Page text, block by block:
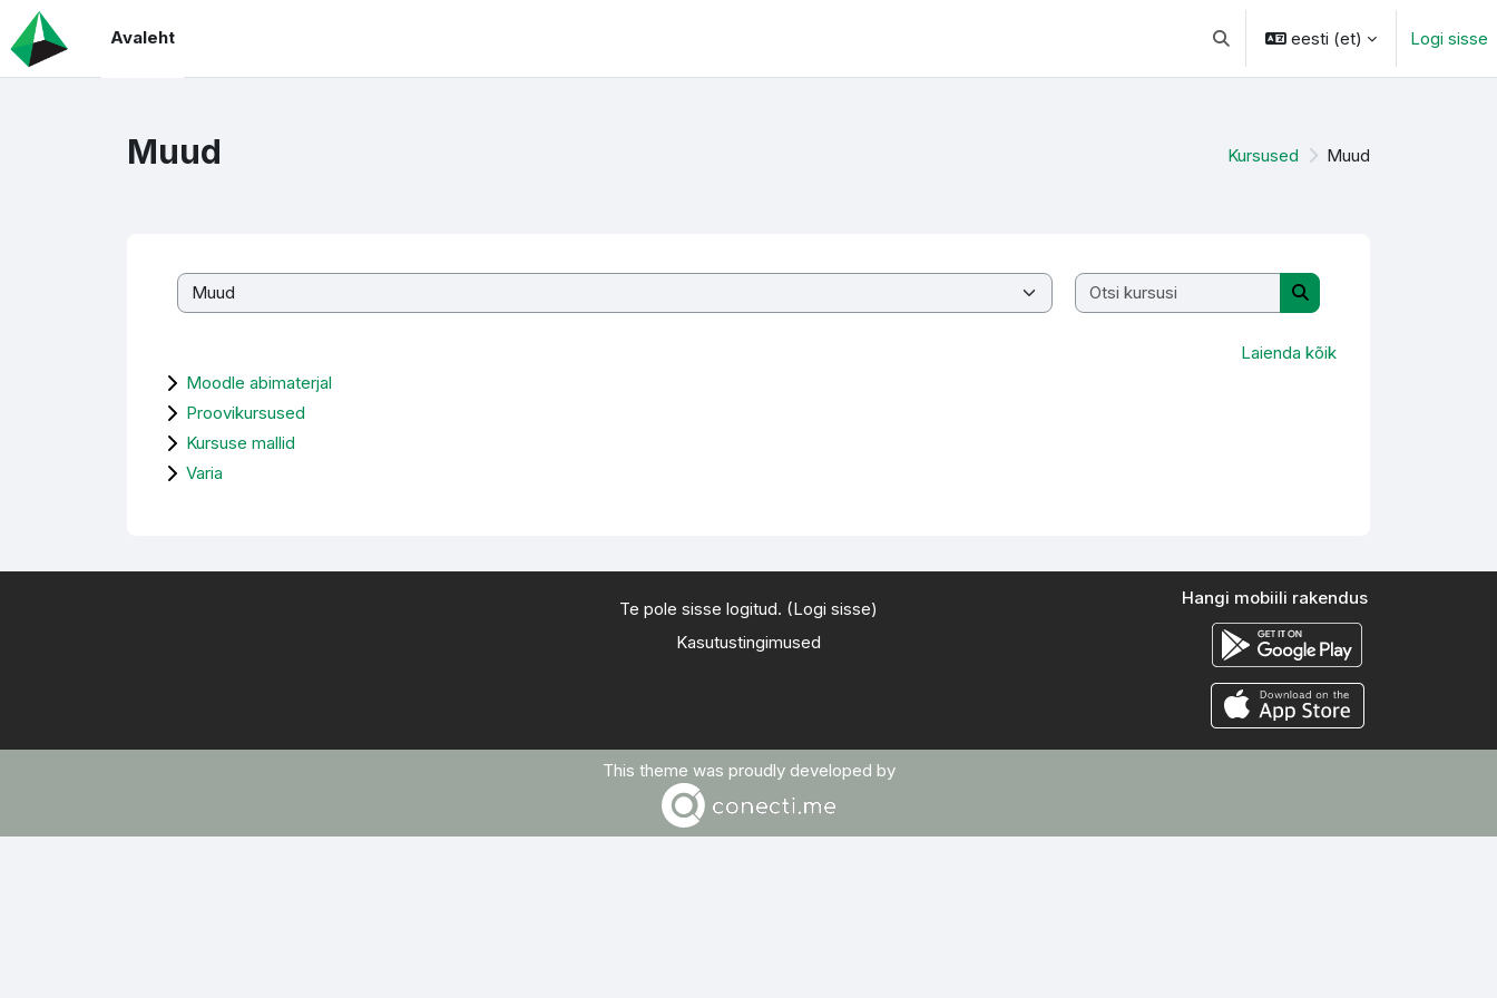
Jäta vahele peasisuni
Avaleht
Lülitab otsingu sisendi
eesti ‎(et)‎ Logi sisse
Muud Kursused Muud
Kursuste kategooriad
Otsi kursusi
Otsi kursusi
Laienda kõik
Moodle abimaterjal
Proovikursused
Kursuse mallid
Varia
Te pole sisse logitud. (Logi sisse)
Kasutustingimused
Hangi mobiili rakendus
This theme was proudly developed by